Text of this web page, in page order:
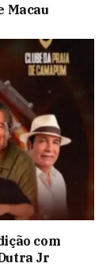
Macau
com
Jr